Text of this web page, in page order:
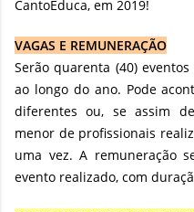
CantoEduca, em 2019!
VAGAS E REMUNERAÇÃO
Serão quarenta (40)
ao longo do ano. Pode
diferentes ou, se assim
menor de profissionais
uma vez. A remuneração
evento realizado, com